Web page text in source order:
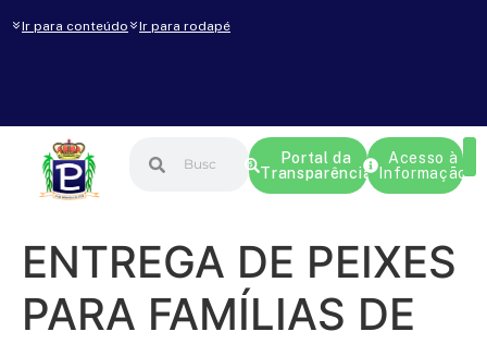
Ir para conteúdo Ir para rodapé
Portal da
Transparência
Acesso à
Informação
ENTREGA DE PEIXES
PARA FAMÍLIAS DE